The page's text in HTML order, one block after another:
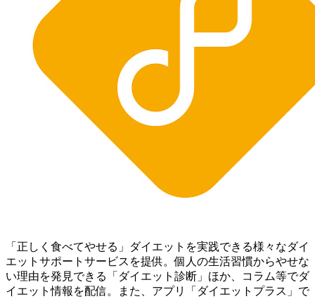
「正しく食べてやせる」ダイエットを実践できる様々なダイ
エットサポートサービスを提供。個人の生活習慣からやせな
い理由を発見できる「ダイエット診断」ほか、コラム等でダ
イエット情報を配信。 また、アプリ「ダイエットプラス」で